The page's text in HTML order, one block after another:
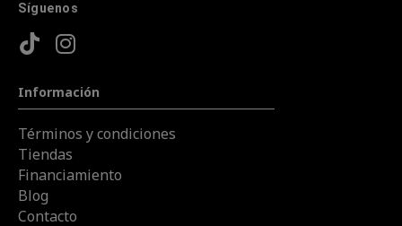
Síguenos
Información
Términos y condiciones
Tiendas
Financiamiento
Blog
Contacto